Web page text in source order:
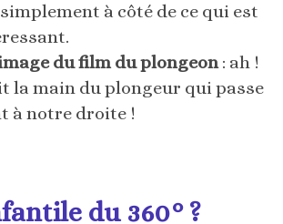
à côté de ce qui est
du film du plongeon: ah !
la main du plongeur qui passe
à notre droite !
du 360° ?